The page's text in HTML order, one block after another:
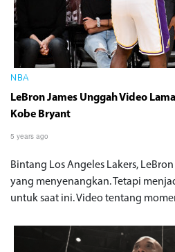
NBA
LeBron James Unggah Video
Kobe Bryant
5 years ago
Bintang Los Angeles Lakers,
yang menyenangkan. Tetapi
untuk saat ini. Video tentang